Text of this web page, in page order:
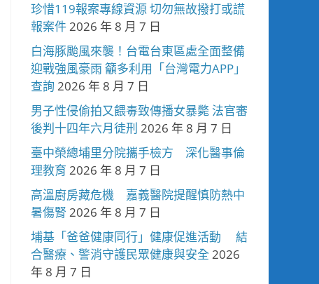
珍惜119報案專線資源 切勿無故撥打或謊
報案件2026 年 8 月 7 日
白海豚颱風來襲！台電台東區處全面整備
迎戰強風豪雨 籲多利用「台灣電力APP」
查詢 2026 年 8 月 7 日
男子性侵偷拍又餵毒致傳播女暴斃 法官審
後判十四年六月徒刑 2026 年 8 月 7 日
臺中榮總埔里分院攜手檢方 深化醫事倫
理教育 2026 年 8 月 7 日
高溫廚房藏危機 嘉義醫院提醒慎防熱中
暑傷腎 2026 年 8 月 7 日
埔基「爸爸健康同行」健康促進活動 結
合醫療、警消守護民眾健康與安全 2026
年 8 月 7 日